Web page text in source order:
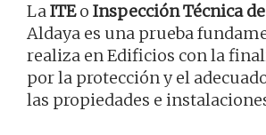
LaITEo Inspección Técnica
Aldaya es una prueba
realiza en Edificios con la
por la protección y el
las propiedades e